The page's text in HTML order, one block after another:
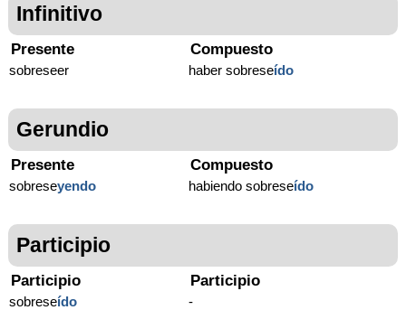
Infinitivo
Presente
sobreseer
Compuesto
haber sobreseído
Gerundio
Presente
sobreseyendo
Compuesto
habiendo sobreseído
Participio
Participio
sobreseído
Participio
-